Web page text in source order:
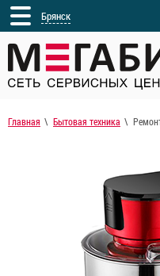
Брянск
Главная Бытовая техника